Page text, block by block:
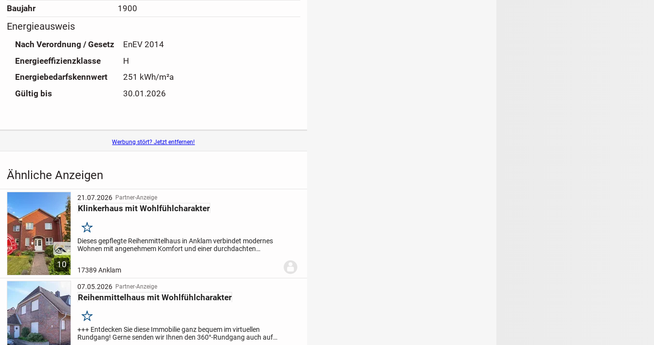
Baujahr 1900
Energieausweis
Nach Verordnung / Gesetz
EnEV 2014
Energieeffizienzklasse
H
Energiebedarfskennwert
251 kWh/m²a
Gültig bis
30.01.2026
Werbung stört? Jetzt entfernen!
Ähnliche Anzeigen
10
21.07.2026 Partner-Anzeige
Klinkerhaus mit Wohlfühlcharakter
Merken
Dieses gepflegte Reihenmittelhaus in Anklam verbindet modernes
Wohnen mit angenehmem Komfort und einer durchdachten
17389 Anklam
07.05.2026 Partner-Anzeige
Reihenmittelhaus mit Wohlfühlcharakter
Merken
+++ Entdecken Sie diese Immobilie ganz bequem im virtuellen
Rundgang! Gerne senden wir Ihnen den 360°-Rundgang auch auf